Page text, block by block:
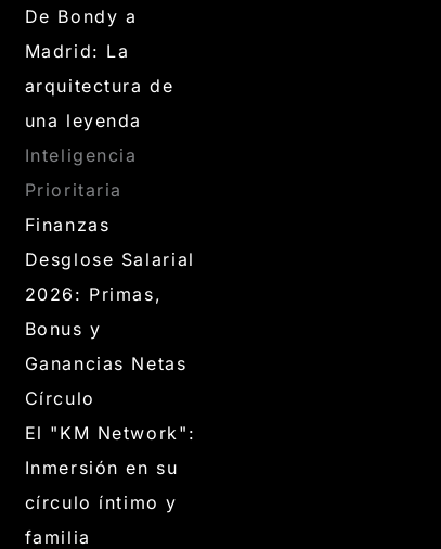
De Bondy a
Madrid: La
arquitectura de
una leyenda
Inteligencia
Prioritaria
Finanzas
Desglose Salarial
2026: Primas,
Bonus y
Ganancias Netas
Círculo
El "KM Network":
Inmersión en su
círculo íntimo y
familia